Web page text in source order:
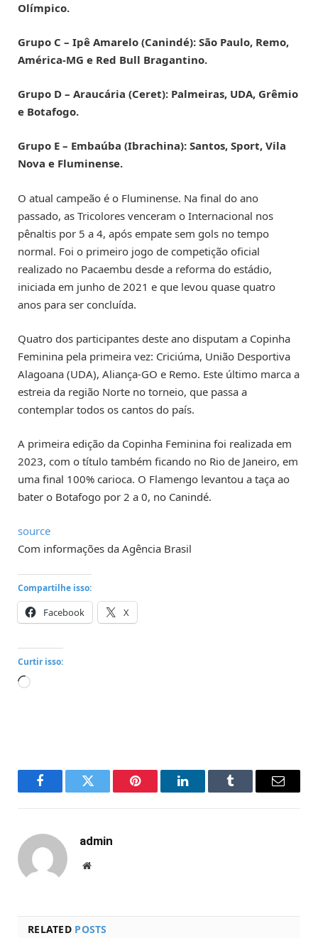
Olímpico.
Grupo C – Ipê Amarelo (Canindé): São Paulo, Remo,
América-MG e Red Bull Bragantino.
Grupo D – Araucária (Ceret): Palmeiras, UDA, Grêmio
e Botafogo.
Grupo E – Embaúba (Ibrachina): Santos, Sport, Vila
Nova e Fluminense.
O atual campeão é o Fluminense. Na final do ano
passado, as Tricolores venceram o Internacional nos
pênaltis por 5 a 4, após empate sem gols no tempo
normal. Foi o primeiro jogo de competição oficial
realizado no Pacaembu desde a reforma do estádio,
iniciada em junho de 2021 e que levou quase quatro
anos para ser concluída.
Quatro dos participantes deste ano disputam a Copinha
Feminina pela primeira vez: Criciúma, União Desportiva
Alagoana (UDA), Aliança-GO e Remo. Este último marca a
estreia da região Norte no torneio, que passa a
contemplar todos os cantos do país.
A primeira edição da Copinha Feminina foi realizada em
2023, com o título também ficando no Rio de Janeiro, em
uma final 100% carioca. O Flamengo levantou a taça ao
bater o Botafogo por 2 a 0, no Canindé.
source
Com informações da Agência Brasil
Compartilhe isso:
Facebook X
Curtir isso:
Carregando...
FacebookTwitter Pinterest LinkedInTumblr Email
admin
Website
RELATED POSTS